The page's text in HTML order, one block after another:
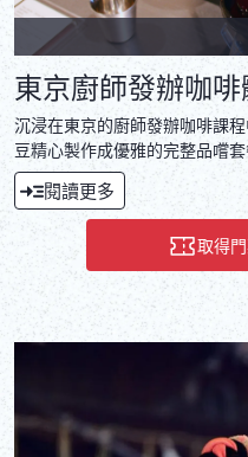
東京廚師發辦咖
沉浸在東京的廚師發辦咖啡課
豆精心製作成優雅的完整品嚐套
閱讀更多
取得門